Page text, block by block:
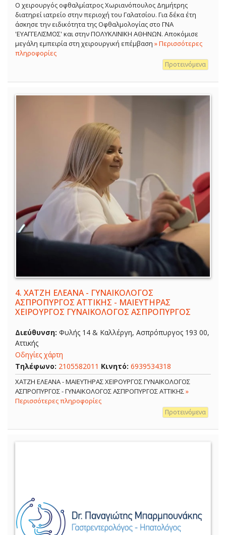
Ο χειρουργός οφθαλμίατρος Χωριανόπουλος Δημήτρης
διατηρεί ιατρείο στην περιοχή του Γαλατσίου. Για δέκα έτη
άσκησε την ειδικότητα της Οφθαλμολογίας στο ΓΝΑ
'ΕΥΑΓΓΕΛΙΣΜΟΣ' και στην ΠΟΛΥΚΛΙΝΙΚΗ ΑΘΗΝΩΝ. Αποκόμισε
μεγάλη εμπειρία στη χειρουργική επέμβαση » Περισσότερες
πληροφορίες
Προτεινόμενα
4. ΧΑΤΖΗ ΕΛΕΑΝΑ - ΓΥΝΑΙΚΟΛΟΓΟΣ
ΑΣΠΡΟΠΥΡΓΟΣ ΑΤΤΙΚΗΣ - ΜΑΙΕΥΤΗΡΑΣ
ΧΕΙΡΟΥΡΓΟΣ ΓΥΝΑΙΚΟΛΟΓΟΣ ΑΣΠΡΟΠΥΡΓΟΣ
Διεύθυνση: Φυλής 14 & Καλλέργη, Ασπρόπυργος 193 00,
Αττικής
Οδηγίες χάρτη
Τηλέφωνο: 2105582011 Κινητό: 6939534318
ΧΑΤΖΗ ΕΛΕΑΝΑ - ΜΑΙΕΥΤΗΡΑΣ ΧΕΙΡΟΥΡΓΟΣ ΓΥΝΑΙΚΟΛΟΓΟΣ
ΑΣΠΡΟΠΥΡΓΟΣ - ΓΥΝΑΙΚΟΛΟΓΟΣ ΑΣΠΡΟΠΥΡΓΟΣ ΑΤΤΙΚΗΣ»
Περισσότερες πληροφορίες
Προτεινόμενα